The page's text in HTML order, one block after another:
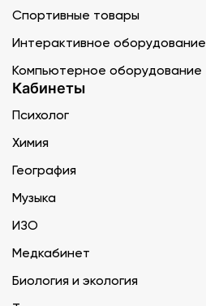
Спортивные товары
Интерактивное оборудование
Компьютерное оборудование
Кабинеты
Психолог
Химия
География
Музыка
ИЗО
Медкабинет
Биология и экология